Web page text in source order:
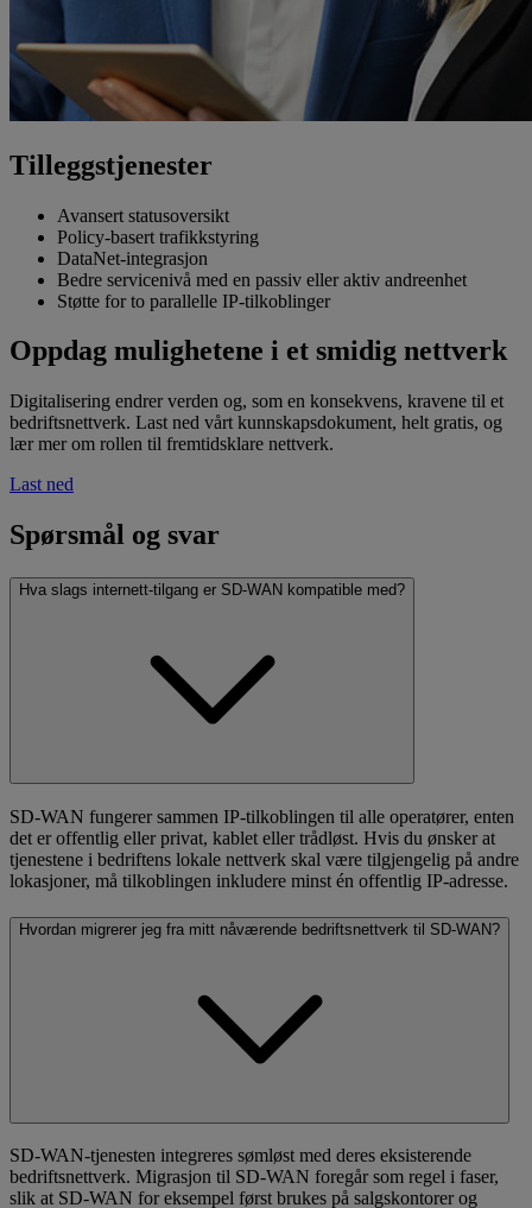
Tilleggstjenester
Avansert statusoversikt
Policy-basert trafikkstyring
DataNet-integrasjon
Bedre servicenivå med en passiv eller aktiv andreenhet
Støtte for to parallelle IP-tilkoblinger
Oppdag mulighetene i et smidig nettverk
Digitalisering endrer verden og, som en konsekvens, kravene til et
bedriftsnettverk. Last ned vårt kunnskapsdokument, helt gratis, og
lær mer om rollen til fremtidsklare nettverk.
Last ned
Spørsmål og svar
Hva slags internett-tilgang er SD-WAN kompatible med?
SD-WAN fungerer sammen IP-tilkoblingen til alle operatører, enten
det er offentlig eller privat, kablet eller trådløst. Hvis du ønsker at
tjenestene i bedriftens lokale nettverk skal være tilgjengelig på andre
lokasjoner, må tilkoblingen inkludere minst én offentlig IP-adresse.
Hvordan migrerer jeg fra mitt nåværende bedriftsnettverk til SD-WAN?
SD-WAN-tjenesten integreres sømløst med deres eksisterende
bedriftsnettverk. Migrasjon til SD-WAN foregår som regel i faser,
slik at SD-WAN for eksempel først brukes på salgskontorer og